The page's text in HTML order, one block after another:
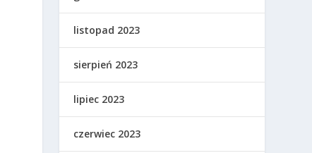
listopad 2023
sierpień 2023
lipiec 2023
czerwiec 2023